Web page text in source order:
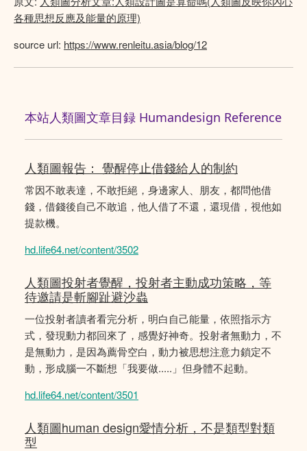
各種思想反應及能量的原理)
source url: https://www.renleitu.asia/blog/12
本站人類圖文章目録 Humandesign Reference
人類圖報告： 覺醒停止借錢給人的制約
常因不敢表達，不敢拒絕，身邊家人、朋友，都問他借
錢，借錢後自己不敢追，他人借了不還，還現借，視他如
提款機。
hd.life64.net/content/3502
人類圖投射者覺醒，投射者主動成功策略，等
待邀請是斬腳趾避沙蟲
一位投射者讀者看完分析，明白自己能量，依照指示方
式，發現動力都回來了，感覺好神奇。投射者無動力，不
是無動力，是因為薦骨空白，動力被思想注意力鎖定不
動，形成腦一不斷想「我要做.....」但身體不起動。
hd.life64.net/content/3501
人類圖human design愛情分析，不是類型對類
型